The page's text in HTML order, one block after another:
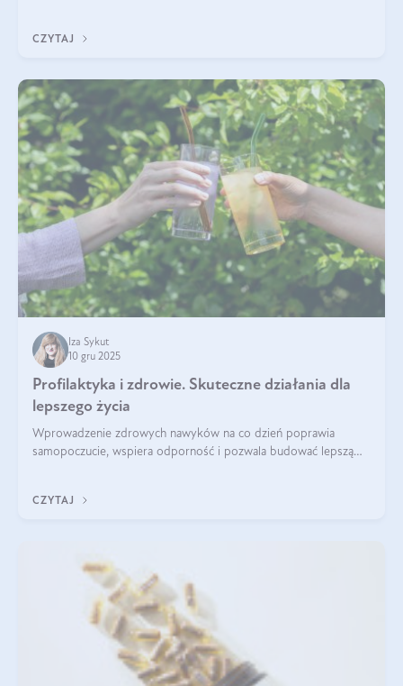
CZYTAJ
Iza Sykut
10 gru 2025
Profilaktyka i zdrowie. Skuteczne działania dla
lepszego życia
Wprowadzenie zdrowych nawyków na co dzień poprawia
samopoczucie, wspiera odporność i pozwala budować lepszą
CZYTAJ